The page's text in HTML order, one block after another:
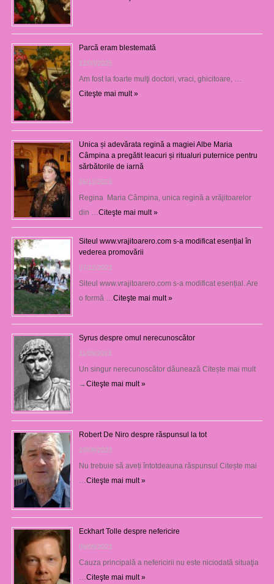
Parcă eram blestemată
12/03/2025
Am fost la foarte mulţi doctori, vraci, ghicitoare, …
Citeşte mai mult »
Unica și adevărata regină a magiei Albe Maria
Câmpina a pregătit leacuri și ritualuri puternice pentru
sărbătorile de iarnă
26/12/2023
Regina Maria Câmpina, unica regină a vrăjitoarelor
din … Citeşte mai mult »
Siteul www.vrajitoarero.com s-a modificat esențial în
vederea promovării
07/12/2023
Siteul www.vrajitoarero.com s-a modificat esențial. Are
o formă … Citeşte mai mult »
Syrus despre omul nerecunoscător
11/09/2023
Un singur nerecunoscător dăunează Citește mai mult
→Citeşte mai mult »
Robert De Niro despre răspunsul la tot
10/09/2023
Nu trebuie să aveți întotdeauna răspunsul Citește mai
Citeşte mai mult »
Eckhart Tolle despre nefericire
09/09/2023
Cauza principală a nefericirii nu este niciodată situaţia
Citeşte mai mult »